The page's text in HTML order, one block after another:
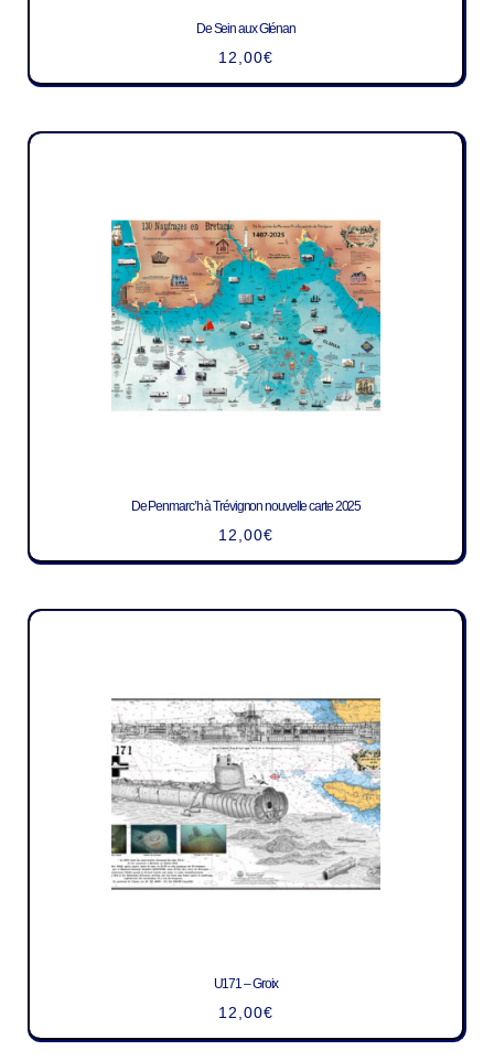
De Sein aux Glénan
12,00€
De Penmarc’h à Trévignon nouvelle carte 2025
12,00€
U171 – Groix
12,00€